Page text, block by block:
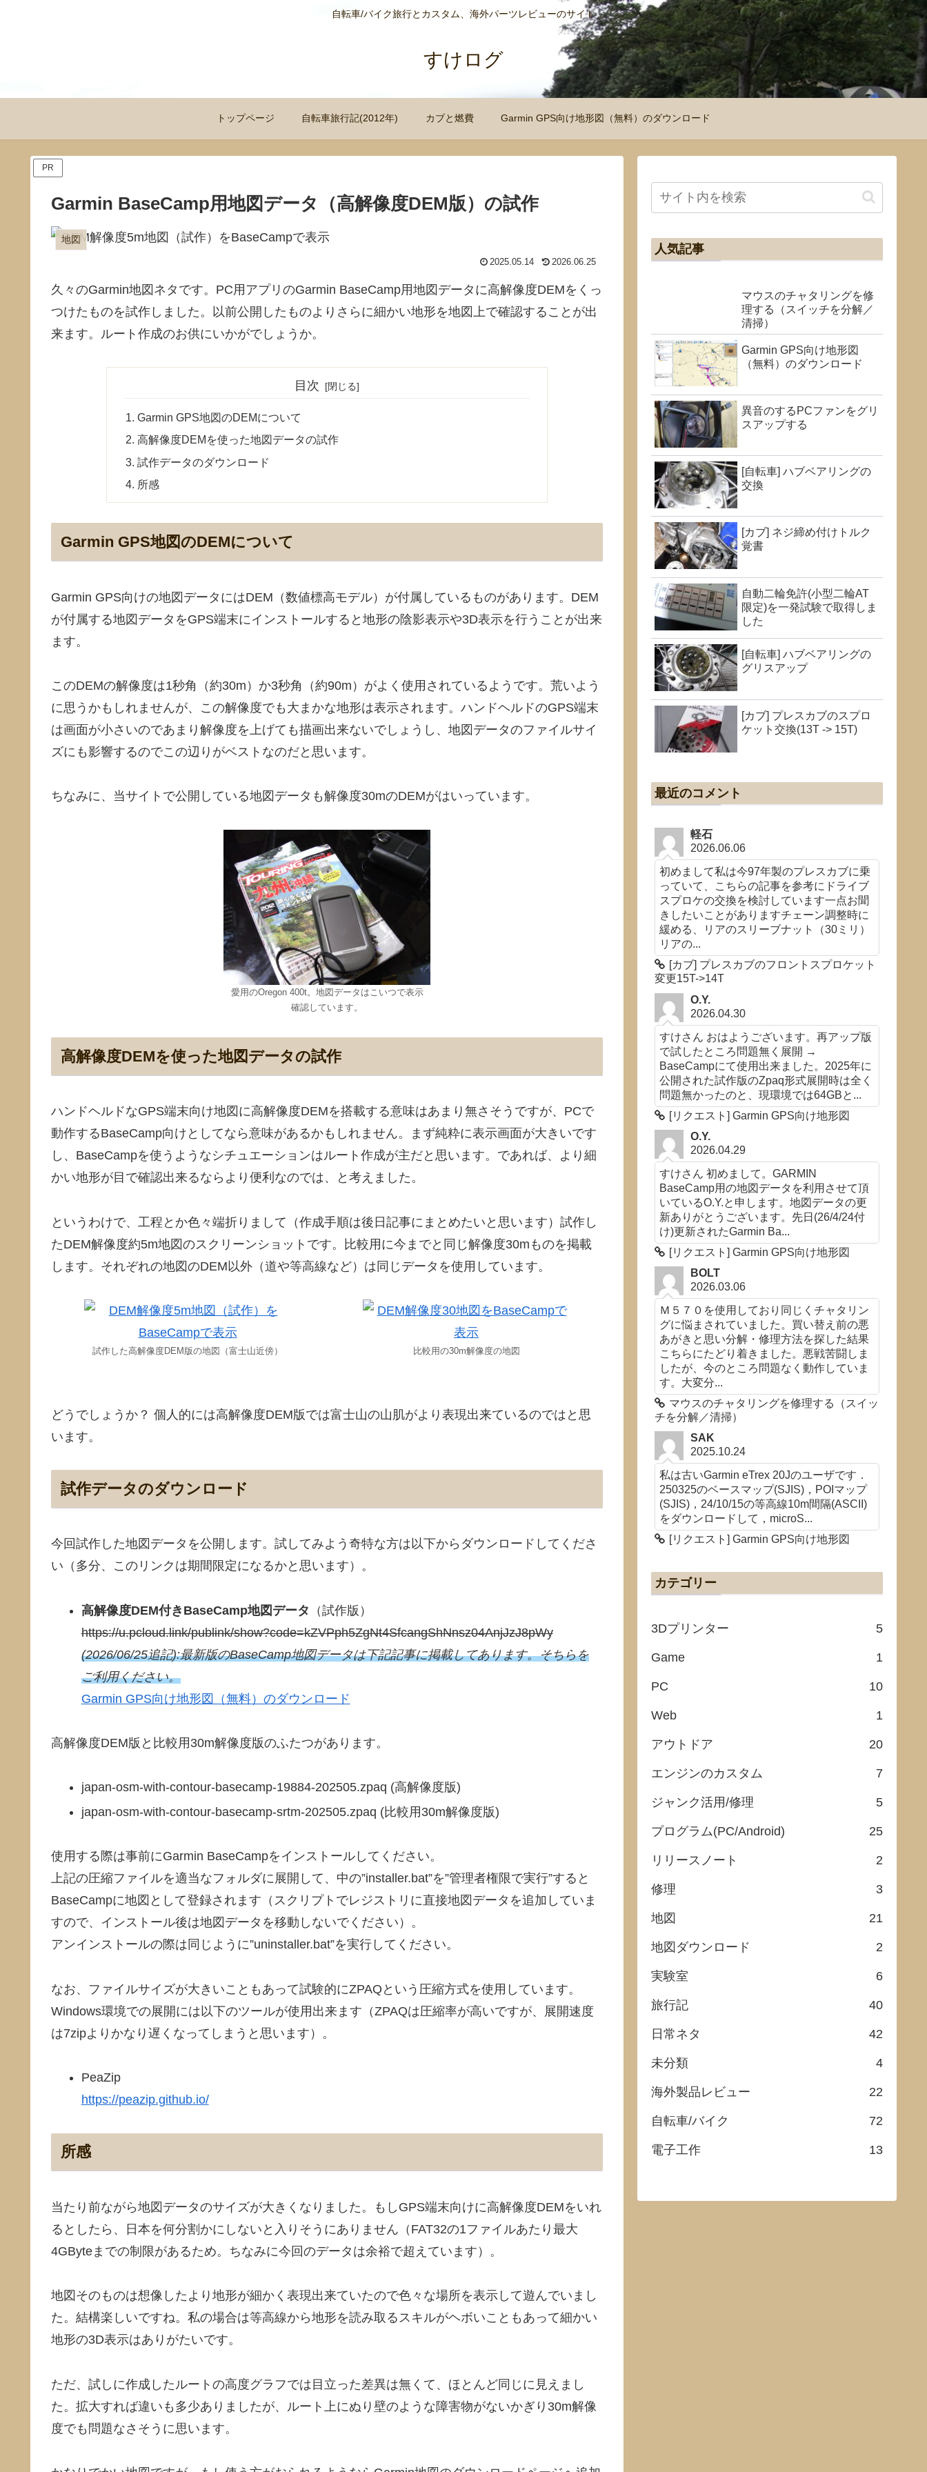
自転車/バイク旅行とカスタム、海外パーツレビューのサイト
すけログ
トップページ 自転車旅行記(2012年) カブと燃費 Garmin GPS向け地形図（無料）のダウンロード
PR
Garmin BaseCamp用地図データ（高解像度DEM版）の試作
地図
2025.05.14 2026.06.25
久々のGarmin地図ネタです。PC用アプリのGarmin BaseCamp用地図データに高解像度DEMをくっ
つけたものを試作しました。以前公開したものよりさらに細かい地形を地図上で確認することが出
来ます。ルート作成のお供にいかがでしょうか。
目次
Garmin GPS地図のDEMについて
高解像度DEMを使った地図データの試作
試作データのダウンロード
所感
Garmin GPS地図のDEMについて
Garmin GPS向けの地図データにはDEM（数値標高モデル）が付属しているものがあります。DEM
が付属する地図データをGPS端末にインストールすると地形の陰影表示や3D表示を行うことが出来
ます。
このDEMの解像度は1秒角（約30m）か3秒角（約90m）がよく使用されているようです。荒いよう
に思うかもしれませんが、この解像度でも大まかな地形は表示されます。ハンドヘルドのGPS端末
は画面が小さいのであまり解像度を上げても描画出来ないでしょうし、地図データのファイルサイ
ズにも影響するのでこの辺りがベストなのだと思います。
ちなみに、当サイトで公開している地図データも解像度30mのDEMがはいっています。
愛用のOregon 400t。地図データはこいつで表示
確認しています。
高解像度DEMを使った地図データの試作
ハンドヘルドなGPS端末向け地図に高解像度DEMを搭載する意味はあまり無さそうですが、PCで
動作するBaseCamp向けとしてなら意味があるかもしれません。まず純粋に表示画面が大きいです
し、BaseCampを使うようなシチュエーションはルート作成が主だと思います。であれば、より細
かい地形が目で確認出来るならより便利なのでは、と考えました。
というわけで、工程とか色々端折りまして（作成手順は後日記事にまとめたいと思います）試作し
たDEM解像度約5m地図のスクリーンショットです。比較用に今までと同じ解像度30mものを掲載
します。それぞれの地図のDEM以外（道や等高線など）は同じデータを使用しています。
試作した高解像度DEM版の地図（富士山近傍） 比較用の30m解像度の地図
どうでしょうか？ 個人的には高解像度DEM版では富士山の山肌がより表現出来ているのではと思
います。
試作データのダウンロード
今回試作した地図データを公開します。試してみよう奇特な方は以下からダウンロードしてくださ
い（多分、このリンクは期間限定になるかと思います）。
高解像度DEM付きBaseCamp地図データ （試作版）
https://u.pcloud.link/publink/show?code=kZVPph5ZgNt4SfcangShNnsz04AnjJzJ8pWy
(2026/06/25追記):最新版のBaseCamp地図データは下記記事に掲載してあります。そちらを
ご利用ください。
Garmin GPS向け地形図（無料）のダウンロード
高解像度DEM版と比較用30m解像度版のふたつがあります。
japan-osm-with-contour-basecamp-19884-202505.zpaq (高解像度版)
japan-osm-with-contour-basecamp-srtm-202505.zpaq (比較用30m解像度版)
使用する際は事前にGarmin BaseCampをインストールしてください。
上記の圧縮ファイルを適当なフォルダに展開して、中の”installer.bat”を”管理者権限で実行”すると
BaseCampに地図として登録されます（スクリプトでレジストリに直接地図データを追加していま
すので、インストール後は地図データを移動しないでください）。
アンインストールの際は同じように”uninstaller.bat”を実行してください。
なお、ファイルサイズが大きいこともあって試験的にZPAQという圧縮方式を使用しています。
Windows環境での展開には以下のツールが使用出来ます（ZPAQは圧縮率が高いですが、展開速度
は7zipよりかなり遅くなってしまうと思います）。
PeaZip
https://peazip.github.io/
所感
当たり前ながら地図データのサイズが大きくなりました。もしGPS端末向けに高解像度DEMをいれ
るとしたら、日本を何分割かにしないと入りそうにありません（FAT32の1ファイルあたり最大
4GByteまでの制限があるため。ちなみに今回のデータは余裕で超えています）。
地図そのものは想像したより地形が細かく表現出来ていたので色々な場所を表示して遊んでいまし
た。結構楽しいですね。私の場合は等高線から地形を読み取るスキルがヘボいこともあって細かい
地形の3D表示はありがたいです。
ただ、試しに作成したルートの高度グラフでは目立った差異は無くて、ほとんど同じに見えまし
た。拡大すれば違いも多少ありましたが、ルート上にぬり壁のような障害物がないかぎり30m解像
度でも問題なさそうに思います。
人気記事
マウスのチャタリングを修
理する（スイッチを分解／
清掃）
Garmin GPS向け地形図
（無料）のダウンロード
異音のするPCファンをグリ
スアップする
[自転車] ハブベアリングの
交換
[カブ] ネジ締め付けトルク
覚書
自動二輪免許(小型二輪AT
限定)を一発試験で取得しま
した
[自転車] ハブベアリングの
グリスアップ
[カブ] プレスカブのスプロ
ケット交換(13T -> 15T)
最近のコメント
軽石
2026.06.06
初めまして私は今97年製のプレスカブに乗
っていて、こちらの記事を参考にドライブ
スプロケの交換を検討しています一点お聞
きしたいことがありますチェーン調整時に
緩める、リアのスリーブナット（30ミリ）
リアの...
[カブ] プレスカブのフロントスプロケット
変更15T->14T
O.Y.
2026.04.30
すけさん おはようございます。再アップ版
で試したところ問題無く展開 →
BaseCampにて使用出来ました。2025年に
公開された試作版のZpaq形式展開時は全く
問題無かったのと、現環境では64GBと...
[リクエスト] Garmin GPS向け地形図
O.Y.
2026.04.29
すけさん 初めまして。GARMIN
BaseCamp用の地図データを利用させて頂
いているO.Y.と申します。地図データの更
新ありがとうございます。先日(26/4/24付
け)更新されたGarmin Ba...
[リクエスト] Garmin GPS向け地形図
BOLT
2026.03.06
Ｍ５７０を使用しており同じくチャタリン
グに悩まされていました。買い替え前の悪
あがきと思い分解・修理方法を探した結果
こちらにたどり着きました。悪戦苦闘しま
したが、今のところ問題なく動作していま
す。大変分...
マウスのチャタリングを修理する（スイッ
チを分解／清掃）
SAK
2025.10.24
私は古いGarmin eTrex 20Jのユーザです．
250325のベースマップ(SJIS)，POIマップ
(SJIS)，24/10/15の等高線10m間隔(ASCII)
をダウンロードして，microS...
[リクエスト] Garmin GPS向け地形図
カテゴリー
3Dプリンター 5
Game 1
PC 10
Web 1
アウトドア 20
エンジンのカスタム 7
ジャンク活用/修理 5
プログラム(PC/Android) 25
リリースノート 2
修理 3
地図 21
地図ダウンロード 2
実験室 6
旅行記 40
日常ネタ 42
未分類 4
海外製品レビュー 22
自転車/バイク 72
電子工作 13